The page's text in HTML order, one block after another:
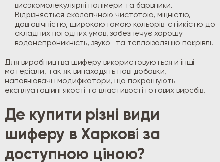
високомолекулярні полімери та барвники.
Відрізняється екологічною чистотою, міцністю,
довговічністю, широкою гамою кольорів, стійкістю до
складних погодних умов, забезпечує хорошу
водонепроникність, звуко- та теплоізоляцію покрівлі.
Для виробництва шиферу використовуються й інші
матеріали, так як винаходять нові добавки,
наповнювачі і модифікатори, що покращують
експлуатаційні якості та властивості готових виробів.
Де купити різні види
шиферу в Харкові за
доступною ціною?